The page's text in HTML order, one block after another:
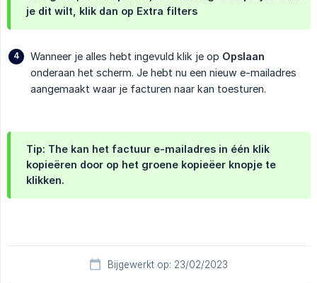
je dit wilt, klik dan op Extra filters
Wanneer je alles hebt ingevuld klik je op Opslaan
onderaan het scherm. Je hebt nu een nieuw e-mailadres
aangemaakt waar je facturen naar kan toesturen.
Tip: The kan het factuur e-mailadres in één klik
kopieëren door op het groene kopieëer knopje te
klikken.
Bijgewerkt op: 23/02/2023